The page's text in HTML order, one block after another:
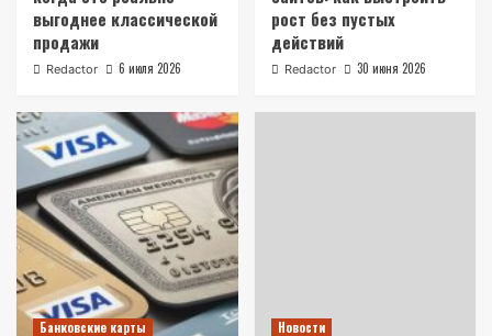
выгоднее классической
продажи
Redactor 6 июля 2026
рост без пустых
действий
Redactor 30 июня 2026
Банковские карты Новости